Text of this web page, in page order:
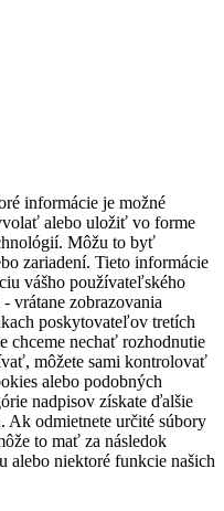
informácie je možné
alebo uložiť vo forme
Môžu to byť
zariadení. Tieto informácie
vášho používateľského
vrátane zobrazovania
poskytovateľov tretích
chceme nechať rozhodnutie
môžete sami kontrolovať
alebo podobných
nadpisov získate ďalšie
Ak odmietnete určité súbory
to mať za následok
alebo niektoré funkcie našich